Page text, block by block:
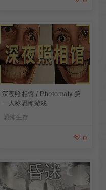
深夜照相馆 / Photomaly 第
一人称恐怖游戏
恐怖生存
0